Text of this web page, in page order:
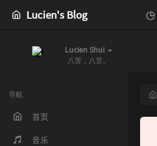
Lucien's Blog
Lucien Shui
八苦，八苦。
导航
首页
音乐